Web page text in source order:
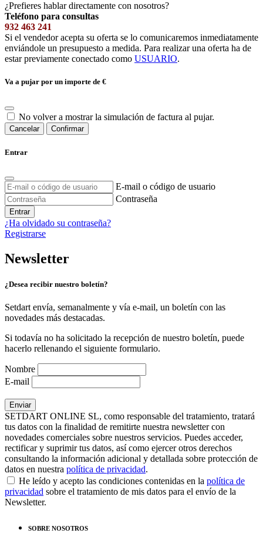
¿Prefieres hablar directamente con nosotros?
Teléfono para consultas
932 463 241
Si el vendedor acepta su oferta se lo comunicaremos inmediatamente
enviándole un presupuesto a medida. Para realizar una oferta ha de
estar previamente conectado como USUARIO.
Va a pujar por un importe de €
No volver a mostrar la simulación de factura al pujar.
Cancelar Confirmar
Entrar
E-mail o código de usuario
Contraseña
Entrar
¿Ha olvidado su contraseña?
Registrarse
Newsletter
¿Desea recibir nuestro boletín?
Setdart envía, semanalmente y vía e-mail, un boletín con las
novedades más destacadas.
Si todavía no ha solicitado la recepción de nuestro boletín, puede
hacerlo rellenando el siguiente formulario.
Nombre
E-mail
SETDART ONLINE SL, como responsable del tratamiento, tratará
tus datos con la finalidad de remitirte nuestra newsletter con
novedades comerciales sobre nuestros servicios. Puedes acceder,
rectificar y suprimir tus datos, así como ejercer otros derechos
consultando la información adicional y detallada sobre protección de
datos en nuestra política de privacidad.
He leído y acepto las condiciones contenidas en la política de
privacidad sobre el tratamiento de mis datos para el envío de la
Newsletter.
SOBRE NOSOTROS